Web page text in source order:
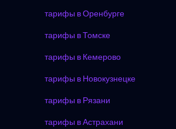
тарифы в Оренбурге
тарифы в Томске
тарифы в Кемерово
тарифы в Новокузнецке
тарифы в Рязани
тарифы в Астрахани